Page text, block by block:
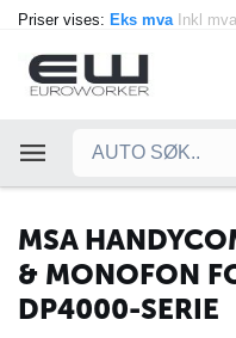
Priser vises: Eks mva Inkl mva
MSA
& MONOFON
DP4000-SERIE